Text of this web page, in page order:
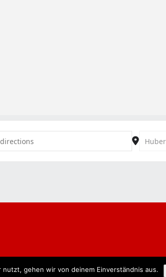
gehen wir von deinem Einverständnis aus.